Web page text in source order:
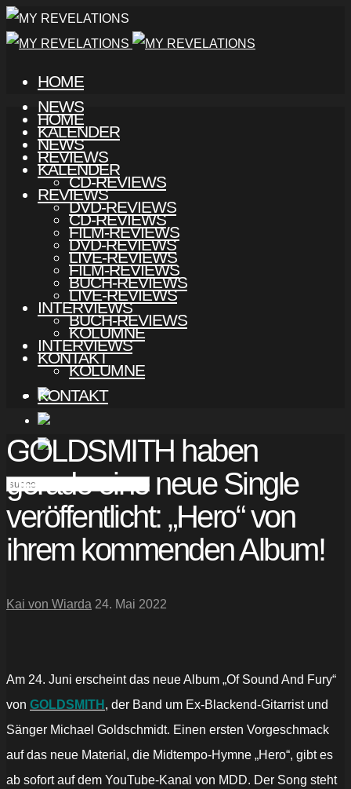
HOME
NEWS
KALENDER
REVIEWS
CD-REVIEWS
DVD-REVIEWS
FILM-REVIEWS
LIVE-REVIEWS
BUCH-REVIEWS
INTERVIEWS
KOLUMNE
KONTAKT
HOME
NEWS
KALENDER
REVIEWS
CD-REVIEWS
DVD-REVIEWS
FILM-REVIEWS
LIVE-REVIEWS
BUCH-REVIEWS
INTERVIEWS
KOLUMNE
KONTAKT
GOLDSMITH haben
gerade eine neue Single
veröffentlicht: „Hero“ von
ihrem kommenden Album!
Kai von Wiarda 24. Mai 2022
Am 24. Juni erscheint das neue Album „Of Sound And Fury“
von GOLDSMITH , der Band um Ex-Blackend-Gitarrist und
Sänger Michael Goldschmidt. Einen ersten Vorgeschmack
auf das neue Material, die Midtempo-Hymne „Hero“, gibt es
ab sofort auf dem YouTube-Kanal von MDD. Der Song steht